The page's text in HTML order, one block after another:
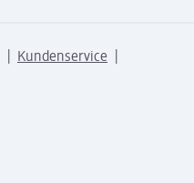
Kundenservice